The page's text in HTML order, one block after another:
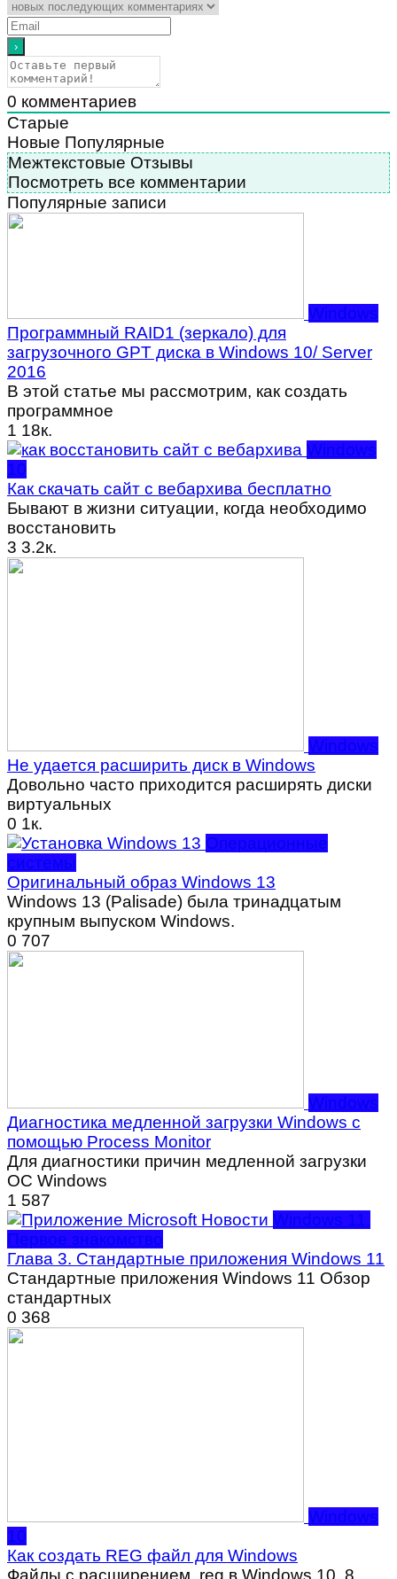
0 комментариев
Старые
Новые Популярные
Межтекстовые Отзывы
Посмотреть все комментарии
Популярные записи
Windows
Программный RAID1 (зеркало) для
загрузочного GPT диска в Windows 10/ Server
2016
В этой статье мы рассмотрим, как создать
программное
1 18к.
Windows
10
Как скачать сайт с вебархива бесплатно
Бывают в жизни ситуации, когда необходимо
восстановить
3 3.2к.
Windows
Не удается расширить диск в Windows
Довольно часто приходится расширять диски
виртуальных
0 1к.
Операционные
системы
Оригинальный образ Windows 13
Windows 13 (Palisade) была тринадцатым
крупным выпуском Windows.
0 707
Windows
Диагностика медленной загрузки Windows с
помощью Process Monitor
Для диагностики причин медленной загрузки
ОС Windows
1 587
Windows 11.
Первое знакомство
Глава 3. Стандартные приложения Windows 11
Стандартные приложения Windows 11 Обзор
стандартных
0 368
Windows
10
Как создать REG файл для Windows